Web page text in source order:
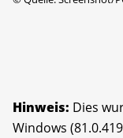
Hinweis: Dies
Windows